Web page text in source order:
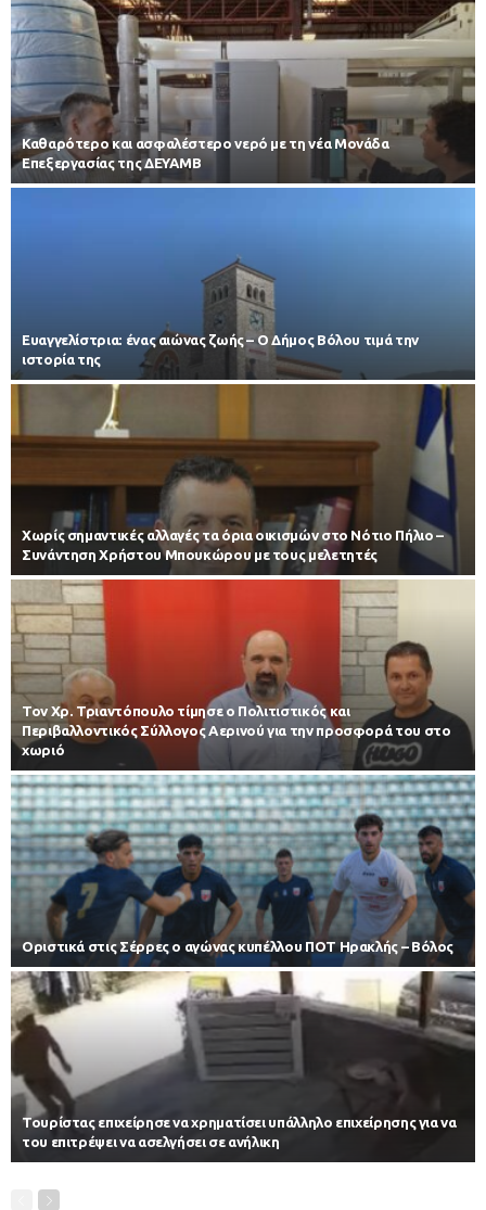
Καθαρότερο και ασφαλέστερο νερό με τη νέα Μονάδα
Επεξεργασίας της ΔΕΥΑΜΒ
Ευαγγελίστρια: ένας αιώνας ζωής – Ο Δήμος Βόλου τιμά την
ιστορία της
Χωρίς σημαντικές αλλαγές τα όρια οικισμών στο Νότιο Πήλιο –
Συνάντηση Χρήστου Μπουκώρου με τους μελετητές
Τον Χρ. Τριαντόπουλο τίμησε ο Πολιτιστικός και
Περιβαλλοντικός Σύλλογος Αερινού για την προσφορά του στο
χωριό
Οριστικά στις Σέρρες ο αγώνας κυπέλλου ΠΟΤ Ηρακλής – Βόλος
Τουρίστας επιχείρησε να χρηματίσει υπάλληλο επιχείρησης για να
του επιτρέψει να ασελγήσει σε ανήλικη